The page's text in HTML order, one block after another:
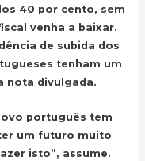
40 por cento, sem
venha a baixar.
de subida dos
tenham um
nota divulgada.
português tem
um futuro muito
isto”, assume.